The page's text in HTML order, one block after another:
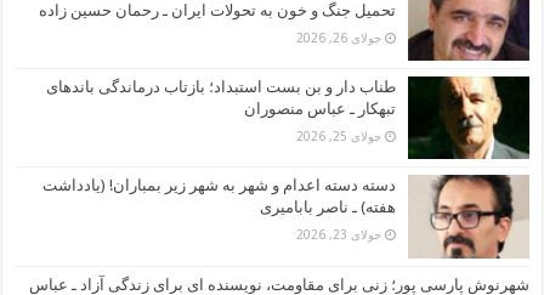
تحمیل جنگ و خون به تحولات ایران ـ رحمان حسین زاده
جولای 26, 2026
طناب دار و بن بست استبداد؛ بازتاب درماندگی باندهای
تبهکار ـ عباس منصوران
جولای 25, 2026
دسته دسته اعدام و شهر به شهر زیر بمباران! (یادداشت
هفته) ـ ناصر بابامیری
جولای 23, 2026
شهرنوش پارسی پور؛ زنی برای مقاومت، نویسنده ای برای زندگی آزاد ـ عباس